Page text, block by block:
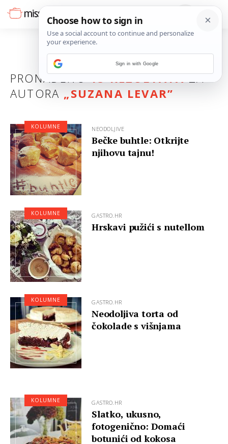
PRONAĐENO13 REZULTATAZA
AUTORA „SUZANA LEVAR”
NEODOLJIVE
Bečke buhtle: Otkrijte
njihovu tajnu!
KOLUMNE
GASTRO.HR
Hrskavi pužići s nutellom
KOLUMNE
GASTRO.HR
Neodoljiva torta od
čokolade s višnjama
KOLUMNE
GASTRO.HR
Slatko, ukusno,
fotogenično: Domaći
botunići od kokosa
KOLUMNE
Sign in with Google